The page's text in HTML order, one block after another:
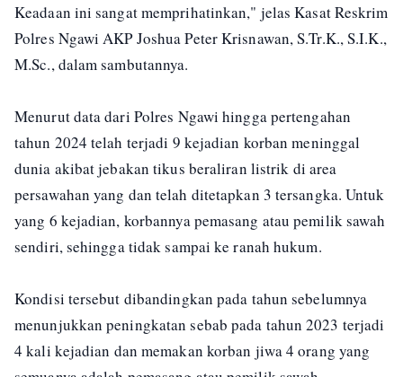
Keadaan ini sangat memprihatinkan," jelas Kasat Reskrim
Polres Ngawi AKP Joshua Peter Krisnawan, S.Tr.K., S.I.K.,
M.Sc., dalam sambutannya.
Menurut data dari Polres Ngawi hingga pertengahan
tahun 2024 telah terjadi 9 kejadian korban meninggal
dunia akibat jebakan tikus beraliran listrik di area
persawahan yang dan telah ditetapkan 3 tersangka. Untuk
yang 6 kejadian, korbannya pemasang atau pemilik sawah
sendiri, sehingga tidak sampai ke ranah hukum.
Kondisi tersebut dibandingkan pada tahun sebelumnya
menunjukkan peningkatan sebab pada tahun 2023 terjadi
4 kali kejadian dan memakan korban jiwa 4 orang yang